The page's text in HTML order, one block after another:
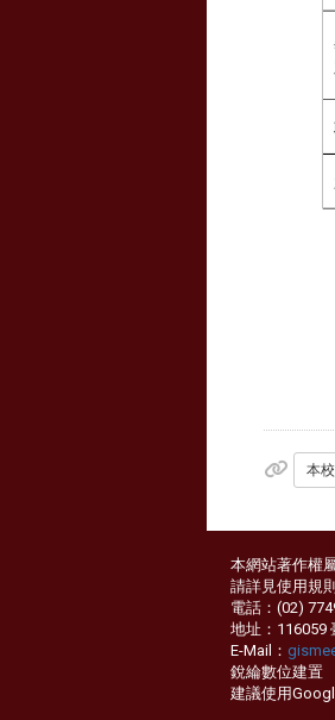
本
本網站著作權
請詳見 使用規則
電話：(02)
地址：116059
E-Mail：
銳綸數位建置
建議使用